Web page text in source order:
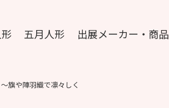
五月人形 出展メーカー・商品
旗や陣羽織で凛々しく